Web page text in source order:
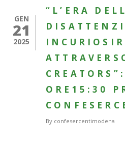
GEN
21
2025
“L’ERA
ORE15:30
By confesercentimodena